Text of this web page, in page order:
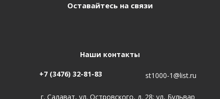
Оставайтесь на связи
Наши контакты
+7 (3476) 32-81-83 st1000-1@list.ru
г. Салават, ул. Островского, д. 28; ул, Бульвар